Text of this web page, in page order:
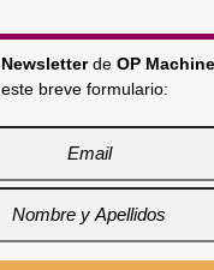
Newsletterde OP
este breve formulario: